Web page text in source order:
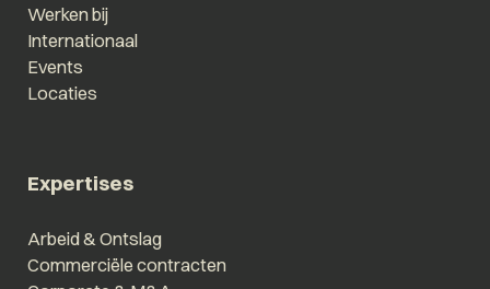
Werken bij
Internationaal
Events
Locaties
Expertises
Arbeid & Ontslag
Commerciële contracten